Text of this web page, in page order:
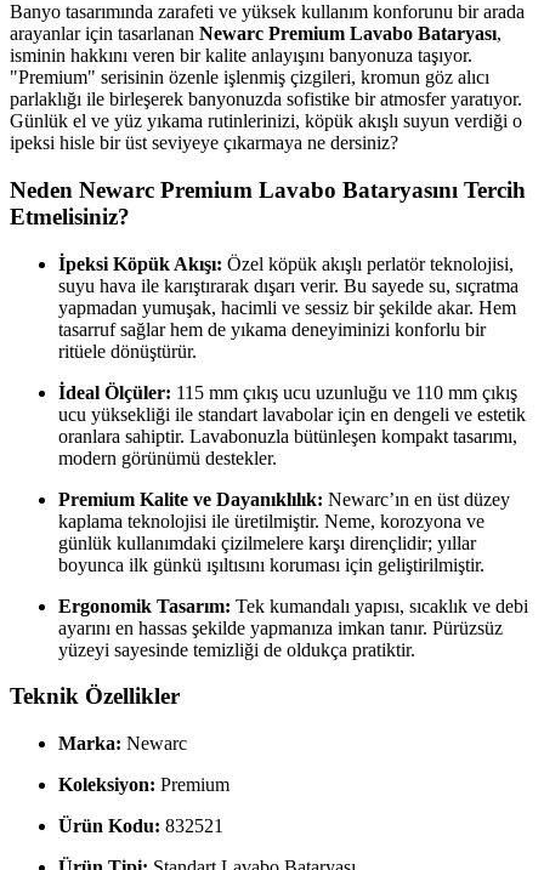
Banyo tasarımında zarafeti ve yüksek kullanım konforunu bir arada
arayanlar için tasarlanan Newarc Premium Lavabo Bataryası,
isminin hakkını veren bir kalite anlayışını banyonuza taşıyor.
"Premium" serisinin özenle işlenmiş çizgileri, kromun göz alıcı
parlaklığı ile birleşerek banyonuzda sofistike bir atmosfer yaratıyor.
Günlük el ve yüz yıkama rutinlerinizi, köpük akışlı suyun verdiği o
ipeksi hisle bir üst seviyeye çıkarmaya ne dersiniz?
Neden Newarc Premium Lavabo Bataryasını Tercih
Etmelisiniz?
İpeksi Köpük Akışı: Özel köpük akışlı perlatör teknolojisi,
suyu hava ile karıştırarak dışarı verir. Bu sayede su, sıçratma
yapmadan yumuşak, hacimli ve sessiz bir şekilde akar. Hem
tasarruf sağlar hem de yıkama deneyiminizi konforlu bir
ritüele dönüştürür.
İdeal Ölçüler: 115 mm çıkış ucu uzunluğu ve 110 mm çıkış
ucu yüksekliği ile standart lavabolar için en dengeli ve estetik
oranlara sahiptir. Lavabonuzla bütünleşen kompakt tasarımı,
modern görünümü destekler.
Premium Kalite ve Dayanıklılık: Newarc’ın en üst düzey
kaplama teknolojisi ile üretilmiştir. Neme, korozyona ve
günlük kullanımdaki çizilmelere karşı dirençlidir; yıllar
boyunca ilk günkü ışıltısını koruması için geliştirilmiştir.
Ergonomik Tasarım: Tek kumandalı yapısı, sıcaklık ve debi
ayarını en hassas şekilde yapmanıza imkan tanır. Pürüzsüz
yüzeyi sayesinde temizliği de oldukça pratiktir.
Teknik Özellikler
Marka: Newarc
Koleksiyon: Premium
Ürün Kodu: 832521